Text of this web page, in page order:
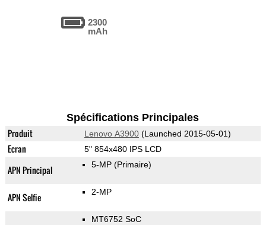
2300
mAh
Spécifications Principales
Produit Lenovo A3900(Launched 2015-05-01)
Ecran 5" 854x480 IPS LCD
APN Principal 5-MP (Primaire)
APN Selfie 2-MP
MT6752 SoC